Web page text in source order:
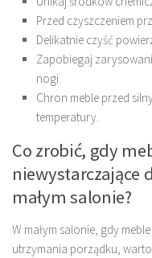
Przed czyszczeniem
Delikatnie czyść
Zapobiegaj
nogi.
Chron meble przed
temperatury.
Co zrobić, gdy
niewystarczające
małym salonie?
W małym salonie, gdy
utrzymania porządku,